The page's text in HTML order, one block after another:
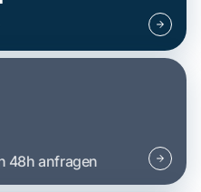
48h anfragen